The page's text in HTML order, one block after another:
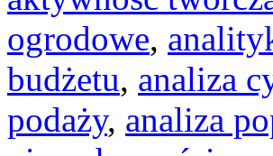
ogrodowe,
budżetu, analiza
podaży, analiza